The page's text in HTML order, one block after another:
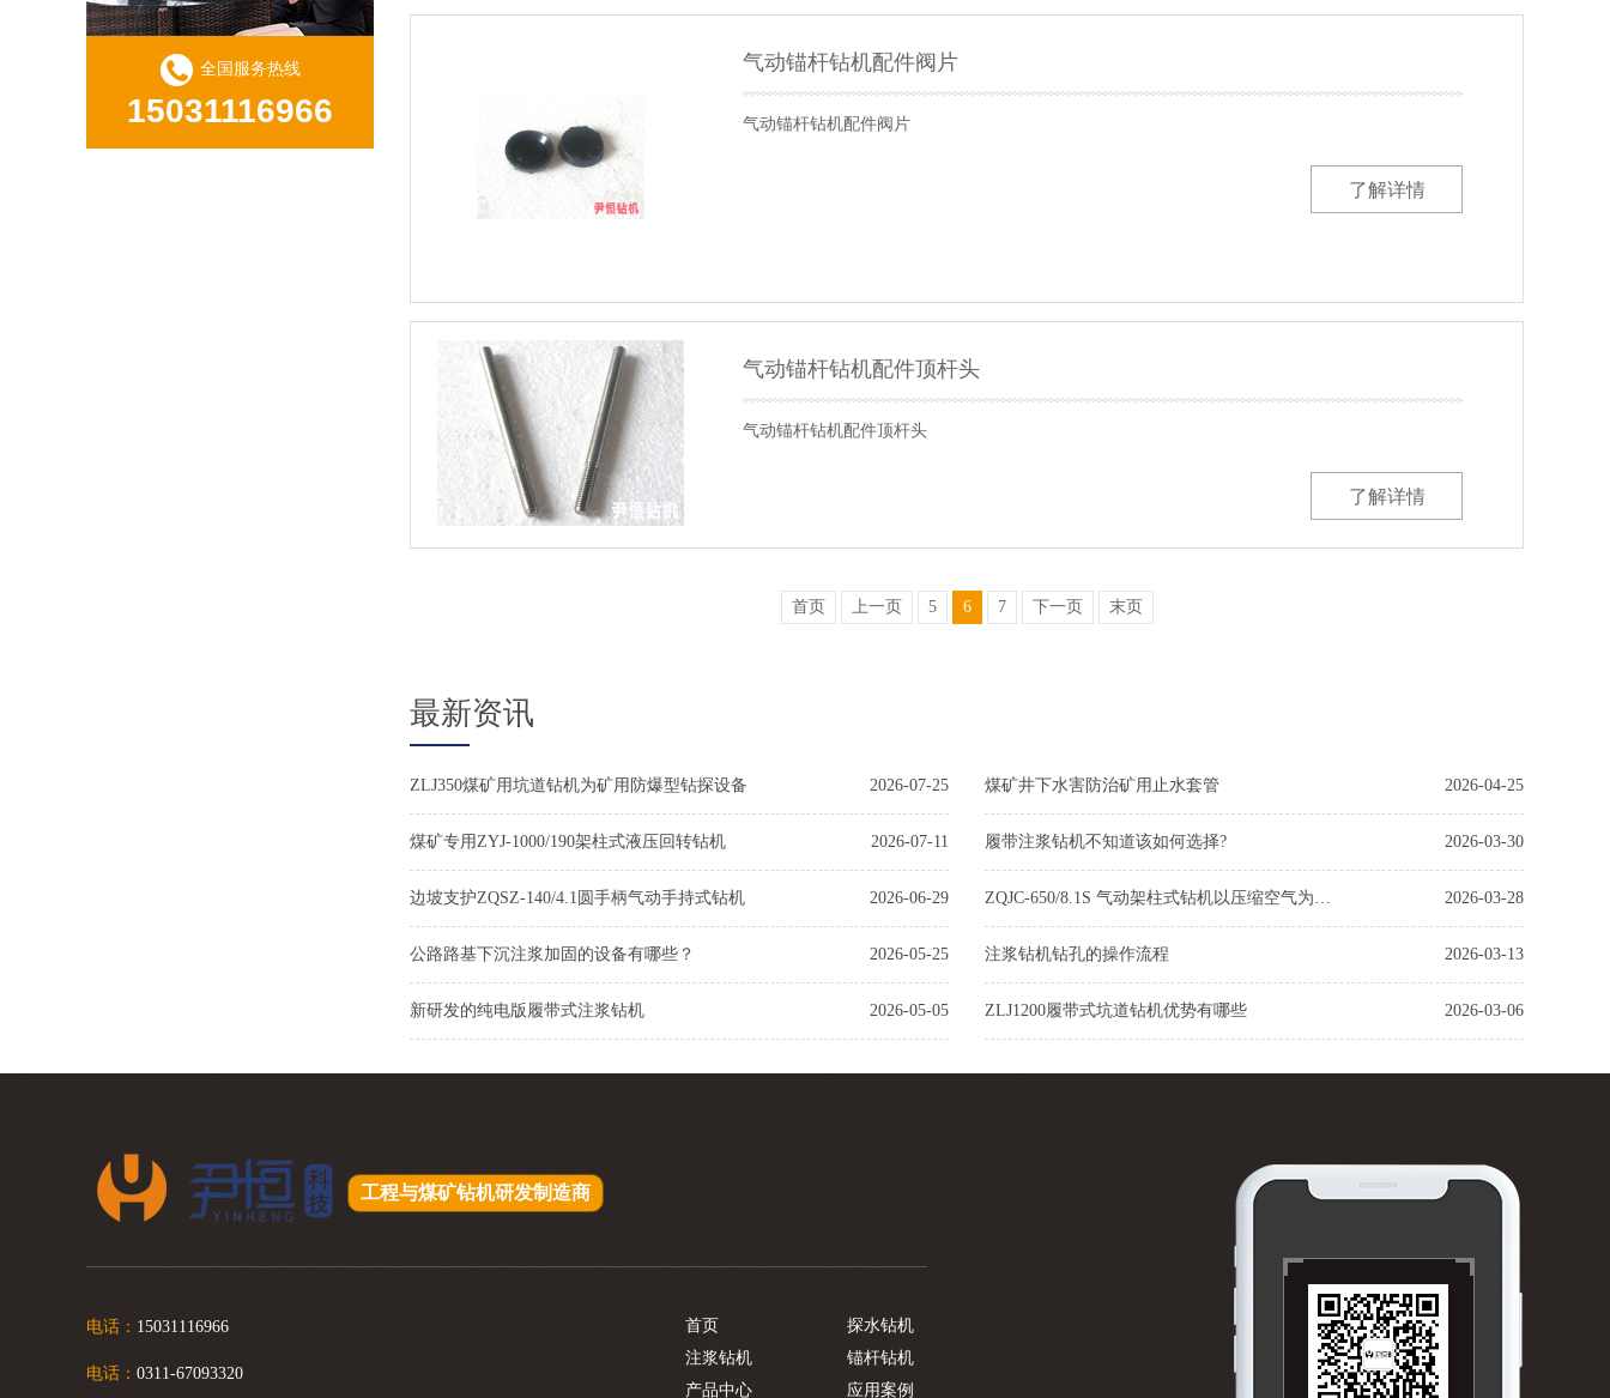
气动锚杆钻机配件阀片
气动锚杆钻机配件阀片
了解详情
气动锚杆钻机配件顶杆头
气动锚杆钻机配件顶杆头
了解详情
首页 上一页 5 6 7 下一页 末页
最新资讯
ZLJ350煤矿用坑道钻机为矿用防爆型钻探设备 2026-07-25
煤矿专用ZYJ-1000/190架柱式液压回转钻机 2026-07-11
边坡支护ZQSZ-140/4.1圆手柄气动手持式钻机 2026-06-29
公路路基下沉注浆加固的设备有哪些？ 2026-05-25
新研发的纯电版履带式注浆钻机 2026-05-05
煤矿井下水害防治矿用止水套管 2026-04-25
履带注浆钻机不知道该如何选择? 2026-03-30
2026-03-28
注浆钻机钻孔的操作流程 2026-03-13
ZLJ1200履带式坑道钻机优势有哪些 2026-03-06
全国服务热线
15031116966
工程与煤矿钻机研发制造商
电话： 15031116966
电话： 0311-67093320
首页
探水钻机
注浆钻机
锚杆钻机
产品中心
应用案例